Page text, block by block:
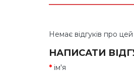
Немає відгуків про
НАПИСАТИ
ім'я